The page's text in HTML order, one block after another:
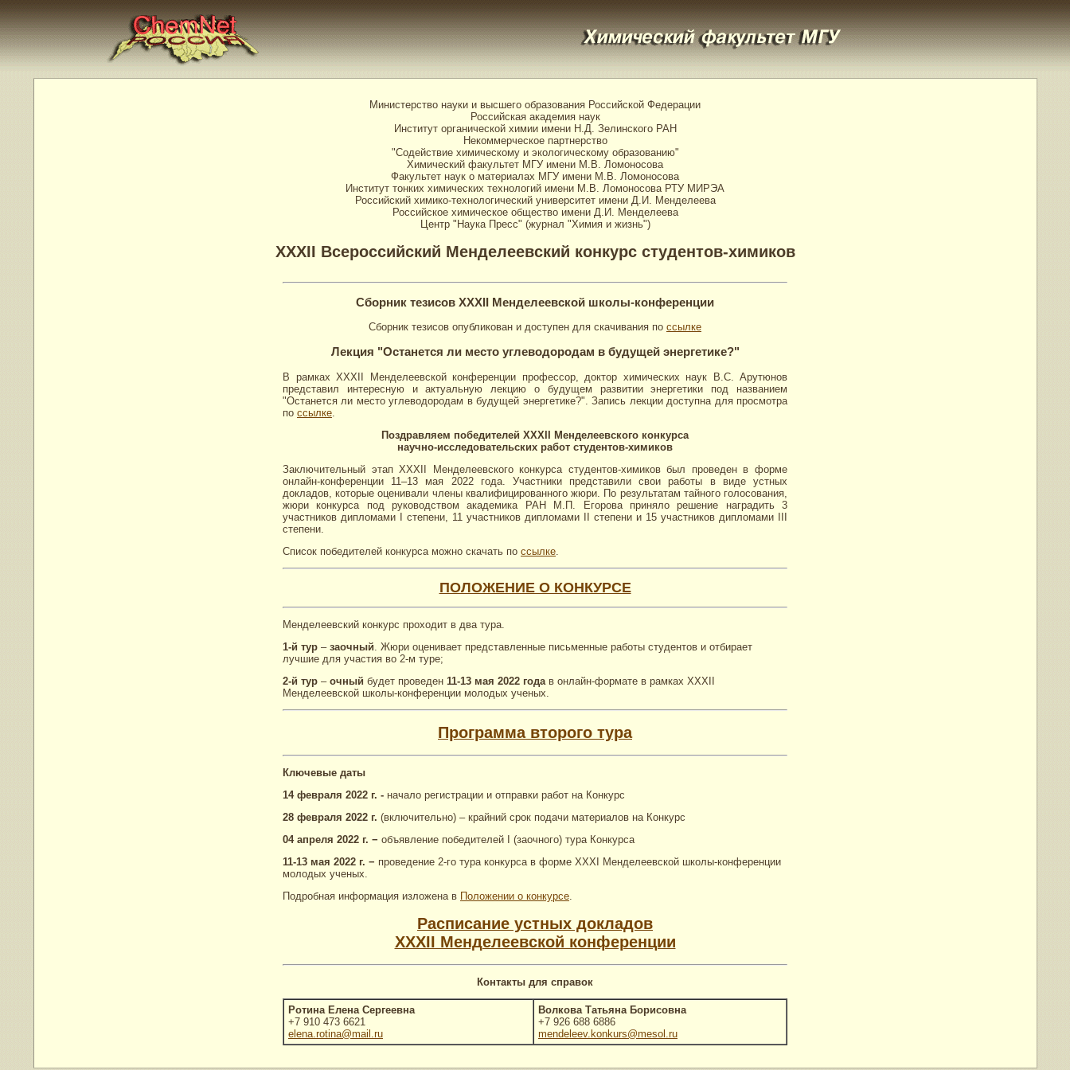
Министерство науки и высшего образования Российской Федерации
Российская академия наук
Институт органической химии имени Н.Д. Зелинского РАН
Некоммерческое партнерство
"Содействие химическому и экологическому образованию"
Химический факультет МГУ имени М.В. Ломоносова
Факультет наук о материалах МГУ имени М.В. Ломоносова
Институт тонких химических технологий имени М.В. Ломоносова РТУ МИРЭА
Российский химико-технологический университет имени Д.И. Менделеева
Российское химическое общество имени Д.И. Менделеева
Центр "Наука Пресс" (журнал "Химия и жизнь")
XXXII Всероссийский Менделеевский конкурс студентов-химиков
Cборник тезисов XXXII Менделеевской школы-конференции
Сборник тезисов опубликован и доступен для скачивания по ссылке
Лекция "Останется ли место углеводородам в будущей энергетике?"
В рамках XXXII Менделеевской конференции профессор, доктор химических наук В.С. Арутюнов
представил интересную и актуальную лекцию о будущем развитии энергетики под названием
"Останется ли место углеводородам в будущей энергетике?". Запись лекции доступна для просмотра
по ссылке
Поздравляем победителей XXXII Менделеевского конкурса
научно-исследовательских работ студентов-химиков
Заключительный этап XXXII Менделеевского конкурса студентов-химиков был проведен в форме
онлайн-конференции 11–13 мая 2022 года. Участники представили свои работы в виде устных
докладов, которые оценивали члены квалифицированного жюри. По результатам тайного голосования,
жюри конкурса под руководством академика РАН М.П. Егорова приняло решение наградить 3
участников дипломами I степени, 11 участников дипломами II степени и 15 участников дипломами III
степени.
Список победителей конкурса можно скачать по ссылке
ПОЛОЖЕНИЕ О КОНКУРСЕ
Менделеевский конкурс проходит в два тура.
1-й тур – заочный . Жюри оценивает представленные письменные работы студентов и отбирает
лучшие для участия во 2-м туре;
2-й тур – очный будет проведен 11-13 мая 2022 года в онлайн-формате в рамках ХХХII
Менделеевской школы-конференции молодых ученых.
Программа второго тура
Ключевые даты
14 февраля 2022 г. - начало регистрации и отправки работ на Конкурс
28 февраля 2022 г. (включительно) – крайний срок подачи материалов на Конкурс
04 апреля 2022 г. − объявление победителей I (заочного) тура Конкурса
11-13 мая 2022 г. − проведение 2-го тура конкурса в форме XXXI Менделеевской школы-конференции
молодых ученых.
Подробная информация изложена в Положении о конкурсе.
Расписание устных докладов
XXXII Менделеевской конференции
Контакты для справок
Ротина Елена Сергеевна
+7 910 473 6621
elena.rotina@mail.ru
Волкова Татьяна Борисовна
+7 926 688 6886
mendeleev.konkurs@mesol.ru